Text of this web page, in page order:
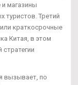
магазины
туристов. Третий
краткосрочные
Китая, в этом
вызывает, по